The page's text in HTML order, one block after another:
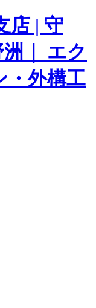
店 | 守
｜ エク
・外構工